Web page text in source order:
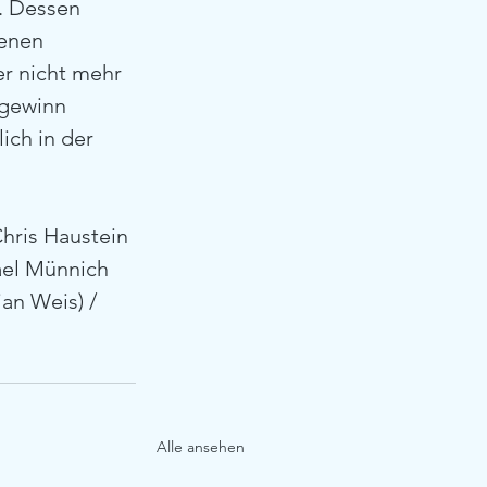
Dessen
nicht mehr
in der
Haustein
Münnich
Weis) /
Alle ansehen